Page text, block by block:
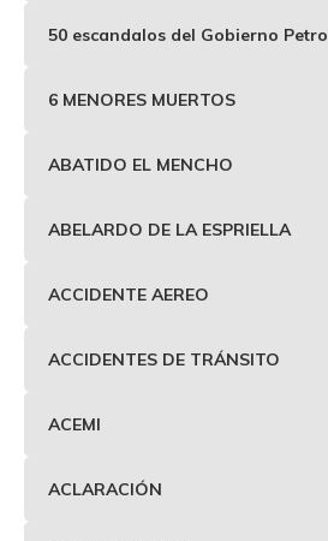
50 escandalos del Gobierno Petro
6 MENORES MUERTOS
ABATIDO EL MENCHO
ABELARDO DE LA ESPRIELLA
ACCIDENTE AEREO
ACCIDENTES DE TRÁNSITO
ACEMI
ACLARACIÓN